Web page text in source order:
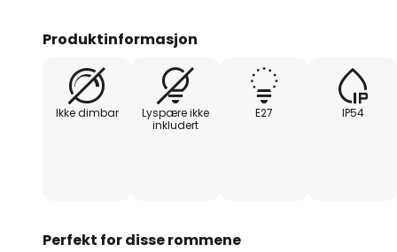
PAR30-reflektorlamper med
Produktinformasjon
Ikke dimbar
Lyspære ikke
inkludert
E27 IP54
Perfekt for disse rommene